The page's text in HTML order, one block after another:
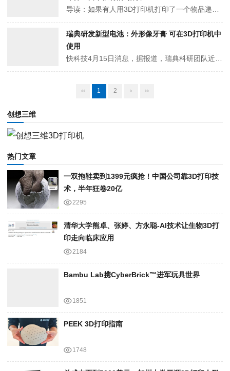
瑞典研发新型电池：外形像牙膏 可在3D打印机中
使用
‹‹ 1 2 › ››
创想三维
热门文章
一双拖鞋卖到1399元疯抢！中国公司靠3D打印技
术，半年狂卷20亿
2295
清华大学熊卓、张婷、方永聪-AI技术让生物3D打
印走向临床应用
2184
Bambu Lab携Cyber​​Brick™进军玩具世界
1851
PEEK 3D打印指南
1748